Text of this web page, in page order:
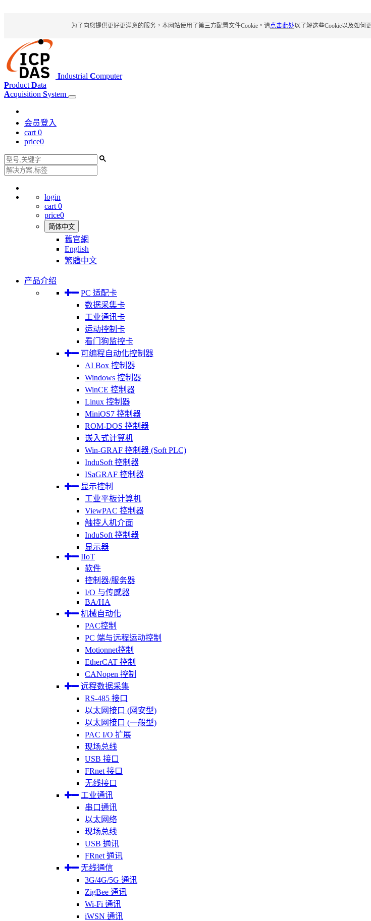
为了向您提供更好更满意的服务，本网站使用了第三方配置文件Cookie。请点击此处以了解这些Cookie以及如何
Industrial Computer
Product Data
Acquisition System
会员登入
cart 0
price0
login
cart 0
price0
简体中文
舊官網
English
繁體中文
产品介绍
PC 适配卡
数据采集卡
工业通讯卡
运动控制卡
看门狗监控卡
可编程自动化控制器
AI Box 控制器
Windows 控制器
WinCE 控制器
Linux 控制器
MiniOS7 控制器
ROM-DOS 控制器
嵌入式计算机
Win-GRAF 控制器 (Soft PLC)
InduSoft 控制器
ISaGRAF 控制器
显示控制
工业平板计算机
ViewPAC 控制器
触控人机介面
InduSoft 控制器
显示器
IIoT
软件
控制器/服务器
I/O 与传感器
BA/HA
机械自动化
PAC控制
PC 端与远程运动控制
Motionnet控制
EtherCAT 控制
CANopen 控制
远程数据采集
RS-485 接口
以太网接口 (网安型)
以太网接口 (一般型)
PAC I/O 扩展
现场总线
USB 接口
FRnet 接口
无线接口
工业通讯
串口通讯
以太网络
现场总线
USB 通讯
FRnet 通讯
无线通信
3G/4G/5G 通讯
ZigBee 通讯
Wi-Fi 通讯
iWSN 通讯